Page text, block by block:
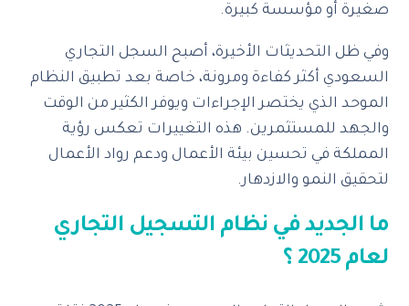
صغيرة أو مؤسسة كبيرة.
وفي ظل التحديثات الأخيرة، أصبح السجل التجاري
السعودي أكثر كفاءة ومرونة، خاصة بعد تطبيق النظام
الموحد الذي يختصر الإجراءات ويوفر الكثير من الوقت
والجهد للمستثمرين. هذه التغييرات تعكس رؤية
المملكة في تحسين بيئة الأعمال ودعم رواد الأعمال
لتحقيق النمو والازدهار.
ما الجديد في نظام التسجيل التجاري
لعام 2025
؟